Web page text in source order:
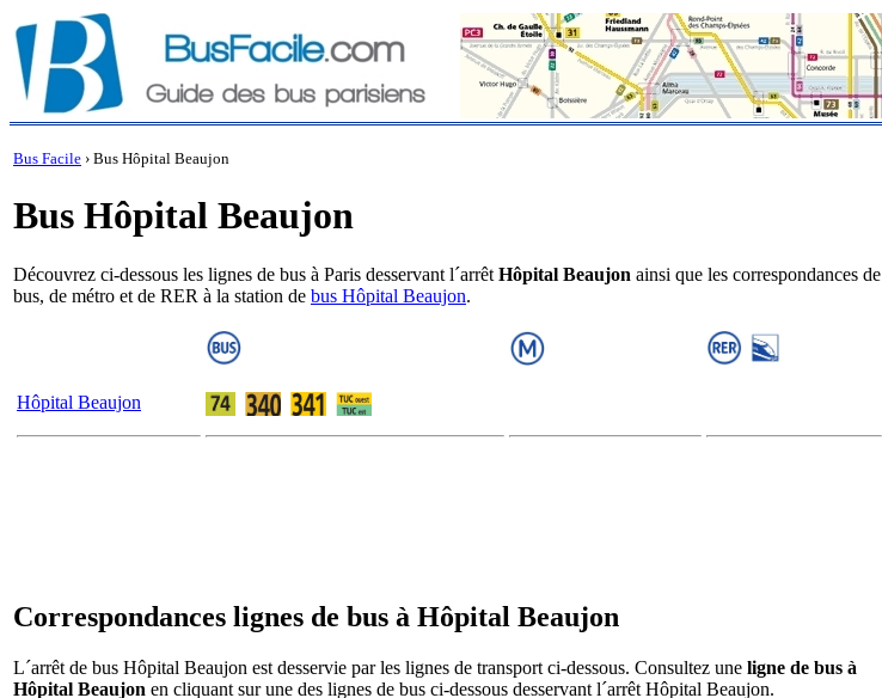
Bus Facile › Bus Hôpital Beaujon
Bus Hôpital Beaujon
Découvrez ci-dessous les lignes de bus à Paris desservant l´arrêt Hôpital Beaujon ainsi que les correspondances de
bus, de métro et de RER à la station de bus Hôpital Beaujon.
Hôpital Beaujon
Correspondances lignes de bus à Hôpital Beaujon
L´arrêt de bus Hôpital Beaujon est desservie par les lignes de transport ci-dessous. Consultez une ligne de bus à
Hôpital Beaujon en cliquant sur une des lignes de bus ci-dessous desservant l´arrêt Hôpital Beaujon.